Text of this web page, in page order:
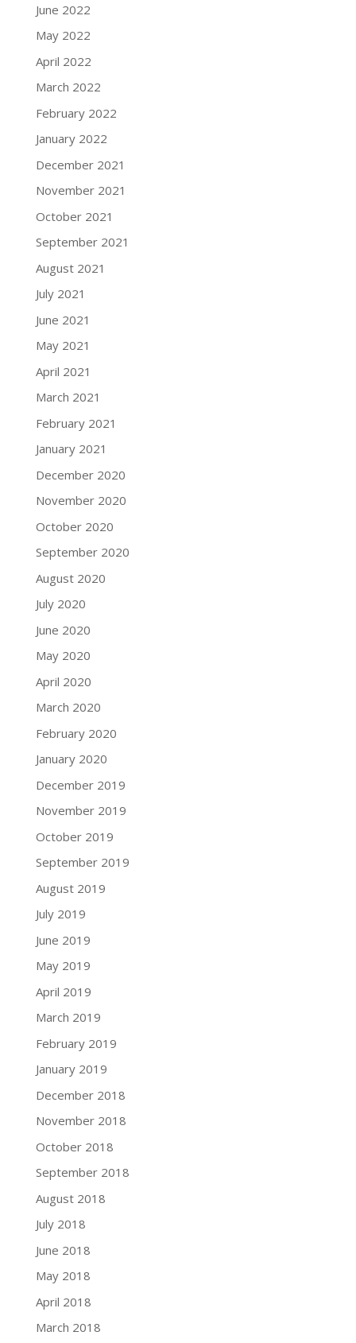
June 2022
May 2022
April 2022
March 2022
February 2022
January 2022
December 2021
November 2021
October 2021
September 2021
August 2021
July 2021
June 2021
May 2021
April 2021
March 2021
February 2021
January 2021
December 2020
November 2020
October 2020
September 2020
August 2020
July 2020
June 2020
May 2020
April 2020
March 2020
February 2020
January 2020
December 2019
November 2019
October 2019
September 2019
August 2019
July 2019
June 2019
May 2019
April 2019
March 2019
February 2019
January 2019
December 2018
November 2018
October 2018
September 2018
August 2018
July 2018
June 2018
May 2018
April 2018
March 2018